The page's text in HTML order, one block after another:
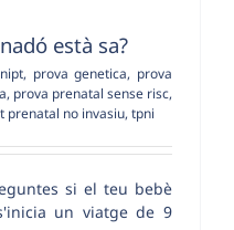
està sa?
nipt, prova genetica, prova
, prova prenatal sense risc,
prenatal no invasiu, tpni
si el teu bebè
un viatge de 9